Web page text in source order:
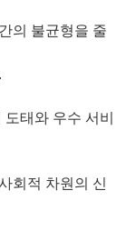
의 불균형을 줄
태와 우수 서비
회적 차원의 신